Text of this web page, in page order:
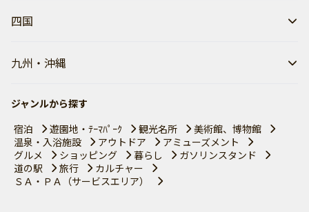
四国
九州・沖縄
ジャンルから探す
宿泊
遊園地・ﾃｰﾏﾊﾟｰｸ 観光名所
美術館、博物館
温泉・入浴施設
アウトドア
アミューズメント
グルメ
ショッピング 暮らし
ガソリンスタンド
道の駅
旅行
カルチャー
ＳＡ・ＰＡ（サービスエリア）